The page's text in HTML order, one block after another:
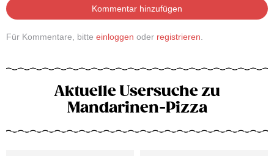
Kommentar hinzufügen
Für Kommentare, bitte einloggen oder registrieren.
Aktuelle Usersuche zu
Mandarinen-Pizza